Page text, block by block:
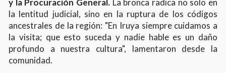
y la Procuración General. La bronca radica no solo en
la lentitud judicial, sino en la ruptura de los códigos
ancestrales de la región: "En Iruya siempre cuidamos a
la visita; que esto suceda y nadie hable es un daño
profundo a nuestra cultura", lamentaron desde la
comunidad.